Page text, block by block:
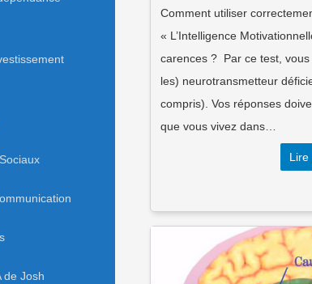
de Josh
Comment utiliser
« L’Intelligence
carences ? Par ce test,
les) neurotransmetteur
compris). Vos réponses
que vous vivez dans…
Lire